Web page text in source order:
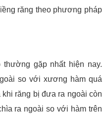
răng theo phương pháp
gặp nhất hiện nay.
so với xương hàm quá
răng bị đưa ra ngoài còn
ra ngoài so với hàm trên